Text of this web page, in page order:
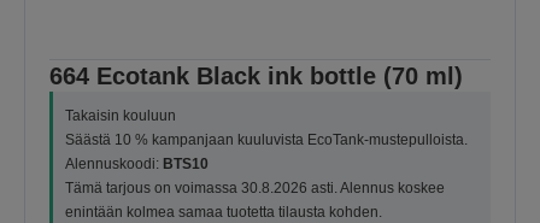
664 Ecotank Black ink bottle (70 ml)
Takaisin kouluun
Säästä 10 % kampanjaan kuuluvista EcoTank-mustepulloista.
Alennuskoodi: BTS10
Tämä tarjous on voimassa 30.8.2026 asti. Alennus koskee
enintään kolmea samaa tuotetta tilausta kohden.